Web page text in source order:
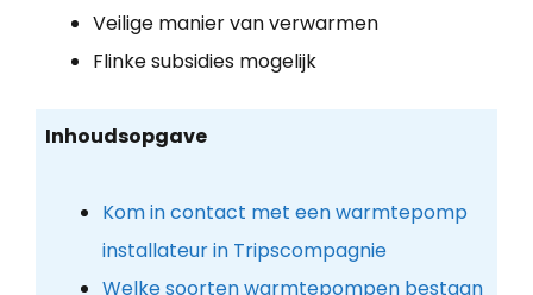
Veilige manier van verwarmen
Flinke subsidies mogelijk
Inhoudsopgave
Kom in contact met een warmtepomp
installateur in Tripscompagnie
Welke soorten warmtepompen bestaan